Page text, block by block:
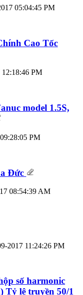
05:04:45 PM
Cao Tốc
12:18:46 PM
model 1.5S,
09:28:05 PM
Đức
08:54:39 AM
2017 11:24:26 PM
số harmonic
Tỷ lệ truyền 50/1